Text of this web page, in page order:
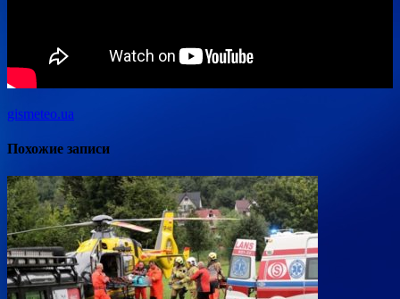
gismeteo.ua
Похожие записи